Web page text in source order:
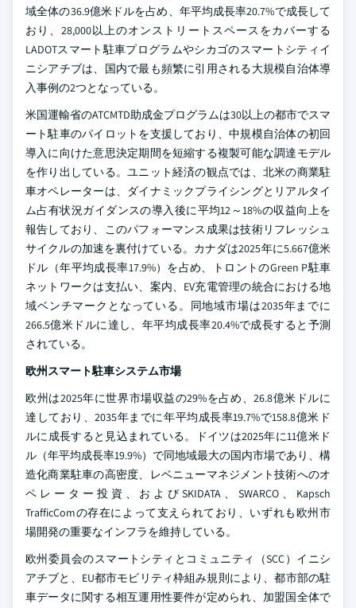
域全体の36.9億米ドルを占め、年平均成長率20.7%で成長して
おり、28,000以上のオンストリートスペースをカバーする
LADOTスマート駐車プログラムやシカゴのスマートシティイ
ニシアチブは、国内で最も頻繁に引用される大規模自治体導
入事例の2つとなっている。
米国運輸省のATCMTD助成金プログラムは30以上の都市でスマ
ート駐車のパイロットを支援しており、中規模自治体の初回
導入に向けた意思決定期間を短縮する複製可能な調達モデル
を作り出している。ユニット経済の観点では、北米の商業駐
車オペレーターは、ダイナミックプライシングとリアルタイ
ム占有状況ガイダンスの導入後に平均12～18%の収益向上を
報告しており、このパフォーマンス成果は技術リフレッシュ
サイクルの加速を裏付けている。カナダは2025年に5.667億米
ドル（年平均成長率17.9%）を占め、トロントのGreen P駐車
ネットワークは支払い、案内、EV充電管理の統合における地
域ベンチマークとなっている。同地域市場は2035年までに
266.5億米ドルに達し、年平均成長率20.4%で成長すると予測
されている。
欧州スマート駐車システム市場
欧州は2025年に世界市場収益の29%を占め、26.8億米ドルに
達しており、2035年までに年平均成長率19.7%で158.8億米ド
ルに成長すると見込まれている。ドイツは2025年に11億米ド
ル（年平均成長率19.9%）で同地域最大の国内市場であり、構
造化商業駐車の高密度、レベニューマネジメント技術へのオ
ペレーター投資、およびSKIDATA、SWARCO、Kapsch
TrafficComの存在によって支えられており、いずれも欧州市
場開発の重要なインフラを維持している。
欧州委員会のスマートシティとコミュニティ（SCC）イニシ
アチブと、EU都市モビリティ枠組み規則により、都市部の駐
車データに関する相互運用性要件が定められ、加盟国全体で